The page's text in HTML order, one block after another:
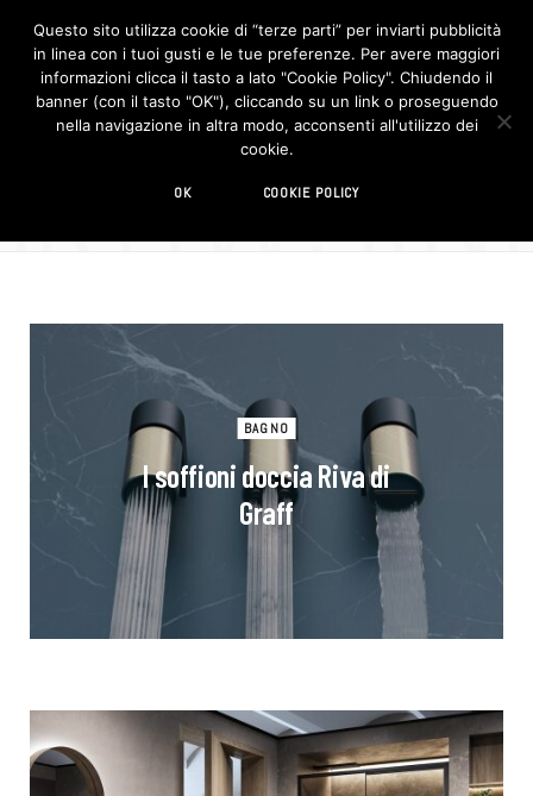
F
c
e
b
o
I
n
s
t
doccia
BAGNO
I soffioni doccia Riva di
Graff
Questo sito utilizza cookie di “terze parti” per inviarti pubblicità
in linea con i tuoi gusti e le tue preferenze. Per avere maggiori
informazioni clicca il tasto a lato "Cookie Policy". Chiudendo il
banner (con il tasto "OK"), cliccando su un link o proseguendo
nella navigazione in altra modo, acconsenti all'utilizzo dei
cookie.
OK COOKIE POLICY